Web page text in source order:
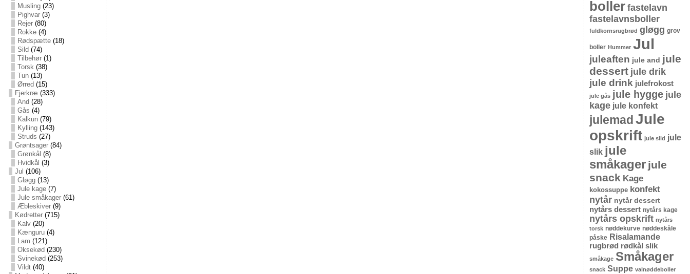
Musling(23)
Pighvar(3)
Rejer(80)
Rokke(4)
Rødspætte(18)
Sild (74)
Tilbehør(1)
Torsk(38)
Tun(13)
Ørred (15)
Fjerkræ (333)
And (28)
Gås (4)
Kalkun(79)
Kylling(143)
Struds (27)
Grøntsager(84)
Grønkål (8)
Hvidkål (3)
Jul (106)
Gløgg(13)
Jule kage(7)
Jule småkager(61)
Æbleskiver(9)
Kødretter(715)
Kalv(20)
Kænguru(4)
Lam (121)
Oksekød (230)
Svinekød (253)
Vildt(40)
boller fastelavn
fastelavnsboller
fuldkornsrugbrød gløgg grov
boller Hummer Jul
juleaften jule and jule
dessert jule drik
jule drink julefrokost
jule gås jule hygge jule
kage jule konfekt
julemad Jule
opskrift jule sild jule
slik jule
småkager jule
snack Kage
kokossuppe konfekt
nytår nytår dessert
nytårs dessert nytårs kage
nytårs opskrift nytårs
torsk nøddekurve nøddeskåle
påske Risalamande
rugbrød rødkål slik
småkage Småkager
snack Suppe valnøddeboller